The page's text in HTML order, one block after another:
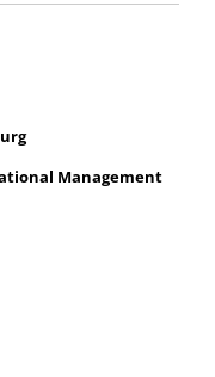
Management